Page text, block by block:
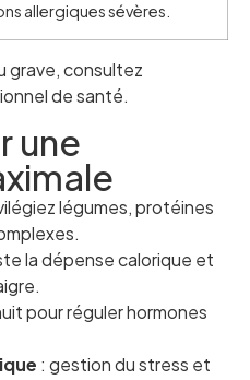
allergiques sévères.
grave, consultez
de santé.
une
légumes, protéines
la dépense calorique et
pour réguler hormones
: gestion du stress et